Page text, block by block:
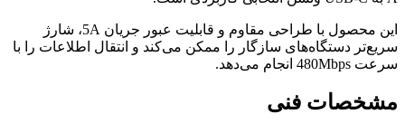
این محصول با طراحی مقاوم و قابلیت عبور جریان 5A، شارژ
سریع‌تر دستگاه‌های سازگار را ممکن می‌کند و انتقال اطلاعات را با
سرعت 480Mbps انجام می‌دهد.
مشخصات فنی